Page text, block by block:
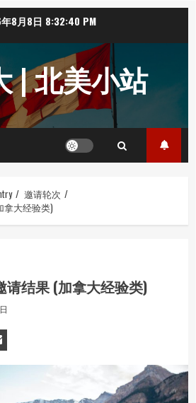
8月8日 8:32:40 PM
| 北美小站
邀请轮次
拿大经验类)
请结果 (加拿大经验类)